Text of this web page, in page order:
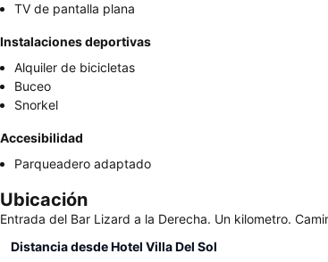
TV de pantalla plana
Instalaciones deportivas
Alquiler de bicicletas
Buceo
Snorkel
Accesibilidad
Parqueadero adaptado
Ubicación
Entrada del Bar Lizard a la Derecha. Un kilometro.
Distancia desde Hotel Villa Del Sol